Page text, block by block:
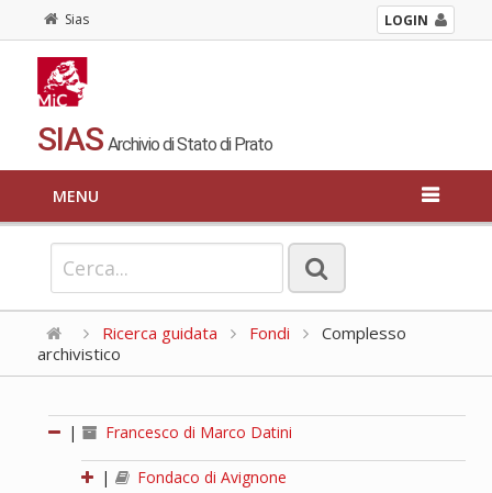
Sias LOGIN
SIAS Archivio di Stato di Prato
MENU
Ricerca guidata Fondi
Complesso
archivistico
| Francesco di Marco Datini
|
Fondaco di Avignone